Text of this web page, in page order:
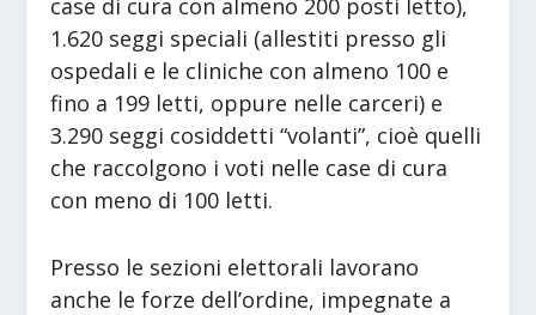
1.620 seggi speciali (allestiti presso gli
ospedali e le cliniche con almeno 100 e
fino a 199 letti, oppure nelle carceri) e
3.290 seggi cosiddetti “volanti”, cioè quelli
che raccolgono i voti nelle case di cura
con meno di 100 letti.
Presso le sezioni elettorali lavorano
anche le forze dell’ordine, impegnate a